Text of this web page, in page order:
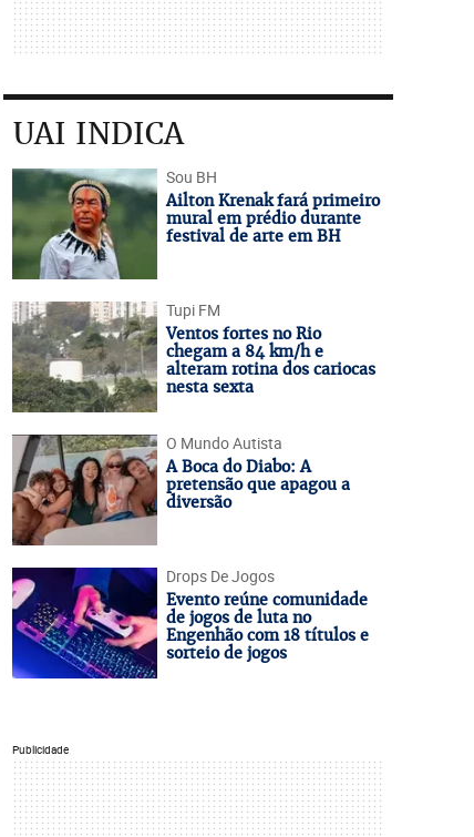
UAI INDICA
Sou BH
Ailton Krenak fará primeiro
mural em prédio durante
festival de arte em BH
Tupi FM
Ventos fortes no Rio
chegam a 84 km/h e
alteram rotina dos cariocas
nesta sexta
O Mundo Autista
A Boca do Diabo: A
pretensão que apagou a
diversão
Drops De Jogos
Evento reúne comunidade
de jogos de luta no
Engenhão com 18 títulos e
sorteio de jogos
Publicidade